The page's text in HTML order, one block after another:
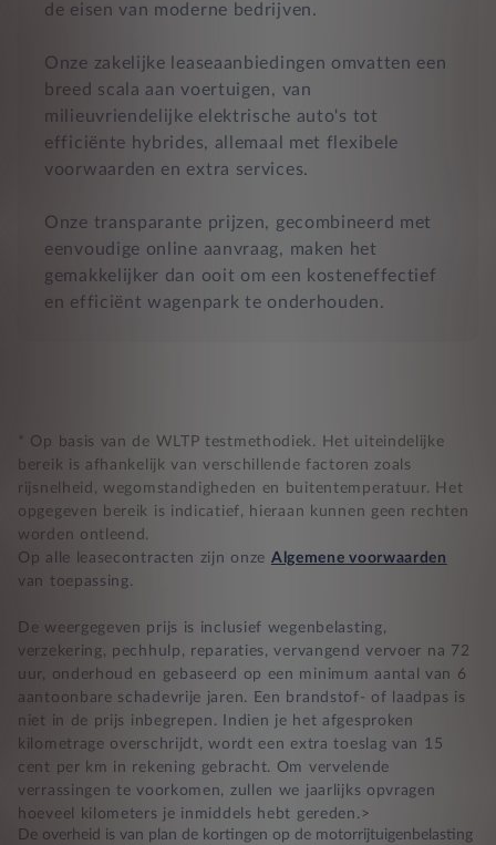
de eisen van moderne bedrijven.
Onze zakelijke leaseaanbiedingen omvatten een
breed scala aan voertuigen, van
milieuvriendelijke elektrische auto's tot
efficiënte hybrides, allemaal met flexibele
voorwaarden en extra services.
Onze transparante prijzen, gecombineerd met
eenvoudige online aanvraag, maken het
gemakkelijker dan ooit om een kosteneffectief
en efficiënt wagenpark te onderhouden.
* Op basis van de WLTP testmethodiek. Het uiteindelijke
bereik is afhankelijk van verschillende factoren zoals
rijsnelheid, wegomstandigheden en buitentemperatuur. Het
opgegeven bereik is indicatief, hieraan kunnen geen rechten
worden ontleend.
Op alle leasecontracten zijn onze Algemene voorwaarden
van toepassing.
De weergegeven prijs is inclusief wegenbelasting,
verzekering, pechhulp, reparaties, vervangend vervoer na 72
uur, onderhoud en gebaseerd op een minimum aantal van 6
aantoonbare schadevrije jaren. Een brandstof- of laadpas is
niet in de prijs inbegrepen. Indien je het afgesproken
kilometrage overschrijdt, wordt een extra toeslag van 15
cent per km in rekening gebracht. Om vervelende
verrassingen te voorkomen, zullen we jaarlijks opvragen
hoeveel kilometers je inmiddels hebt gereden.>
De overheid is van plan de kortingen op de motorrijtuigenbelasting